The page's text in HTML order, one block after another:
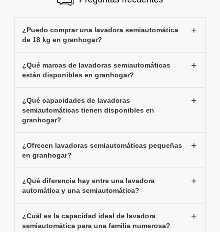
¿Puedo comprar una lavadora semiautomática
de 18 kg en granhogar?
¿Qué marcas de lavadoras semiautomáticas
están disponibles en granhogar?
¿Qué capacidades de lavadoras
semiautomáticas tienen disponibles en
granhogar?
¿Ofrecen lavadoras semiautomáticas pequeñas
en granhogar?
¿Qué diferencia hay entre una lavadora
automática y una semiautomática?
¿Cuál es la capacidad ideal de lavadora
semiautomática para una familia numerosa?